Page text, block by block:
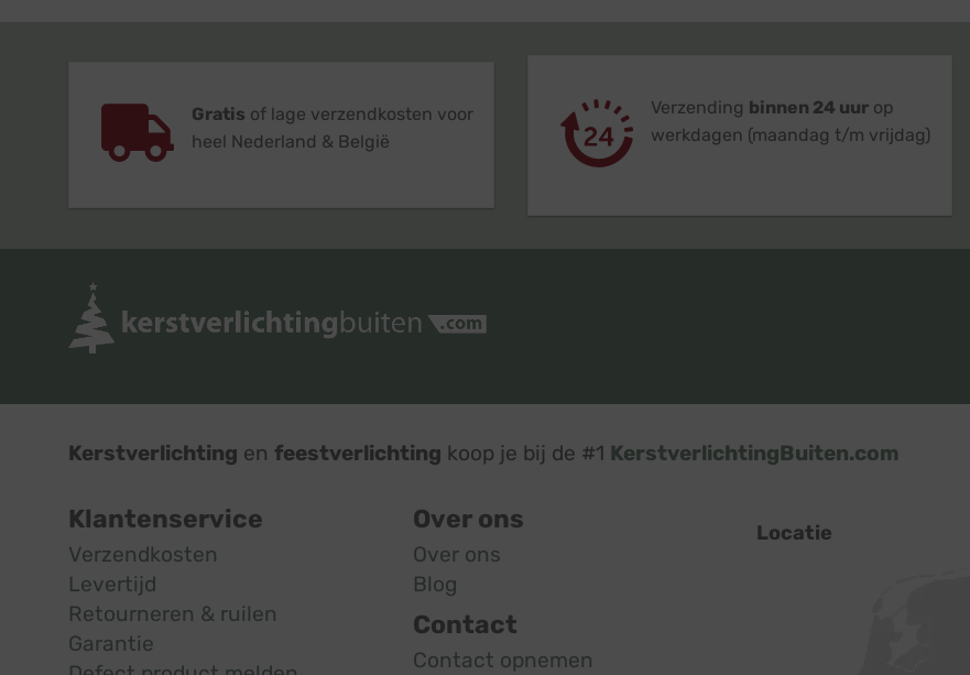
Gratis of lage verzendkosten voor
heel Nederland & België
Verzending binnen 24 uurop
werkdagen (maandag t/m vrijdag)
Kerstverlichting en feestverlichting koop je bij de #1 KerstverlichtingBuiten.com
Klantenservice
Verzendkosten
Levertijd
Retourneren & ruilen
Garantie
Over ons
Over ons
Blog
Contact
Contact opnemen
Locatie